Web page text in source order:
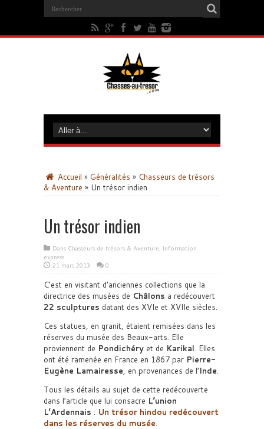
Accueil » Généralités » Chasseurs de trésors
& Aventure » Un trésor indien
Un trésor indien
Dans Chasseurs de trésors & Aventure, Information
express
21 mars 2013
0
C’est en visitant d’anciennes collections que la
directrice des musées de Châlons a redécouvert
22 sculptures datant des XVIe et XVIIe siècles.
Ces statues, en granit, étaient remisées dans les
réserves du musée des Beaux-arts. Elle
proviennent de Pondichéry et de Karikal. Elles
ont été ramenée en France en 1867 par Pierre-
Eugène Lamairesse, en provenances de l’Inde.
Tous les détails au sujet de cette redécouverte
dans l’article que lui consacre L’union
L’Ardennais : Un trésor hindou redécouvert
dans les réserves du musée.